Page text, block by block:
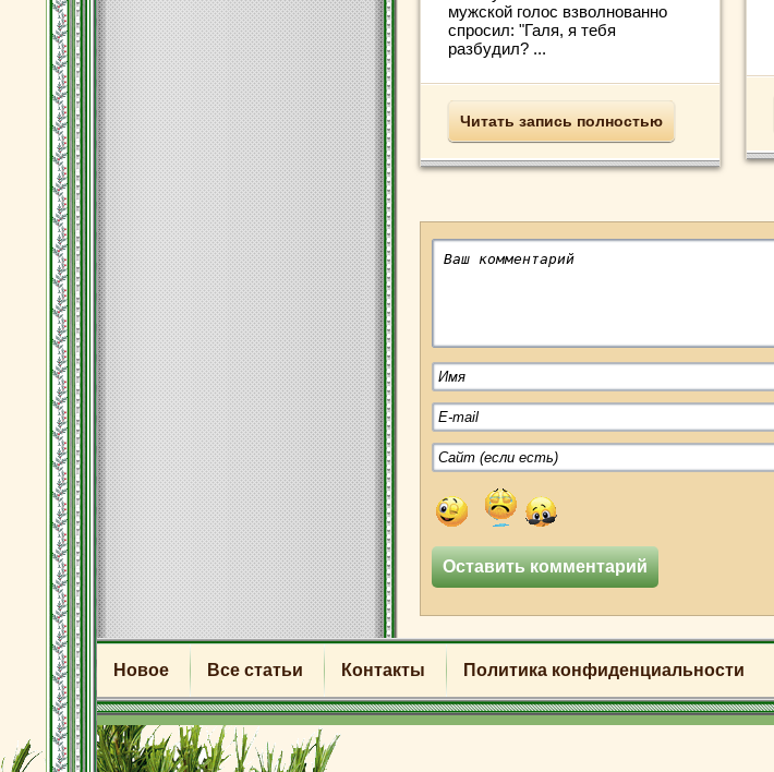
мужской голос взволнованно
спросил: "Галя, я тебя
разбудил? ...
Читать запись полностью
Новое Все статьи Контакты Политика конфиденциальности